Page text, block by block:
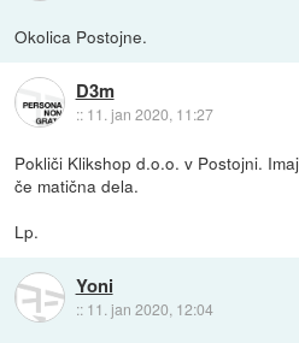
Okolica Postojne.
D3m
:: 11. jan 2020, 11:27
Pokliči Klikshop d.o.o. v Postojni.
če matična dela.
Lp.
Yoni
:: 11. jan 2020, 12:04